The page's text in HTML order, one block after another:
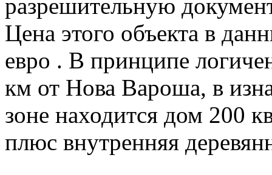
разрешительную
Цена этого объекта в
евро . В принципе
км от Нова Вароша, в
зоне находится дом 200
плюс внутренняя